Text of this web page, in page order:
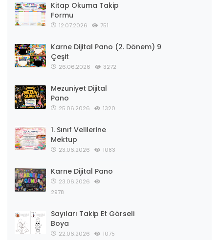
Kitap Okuma Takip
Formu
12.07.2026 751
Karne Dijital Pano (2. Dönem) 9
Çeşit
26.06.2026 3272
Mezuniyet Dijital
Pano
25.06.2026 1320
1. Sınıf Velilerine
Mektup
23.06.2026 1083
Karne Dijital Pano
23.06.2026
2978
Sayıları Takip Et Görseli
Boya
22.06.2026 1075